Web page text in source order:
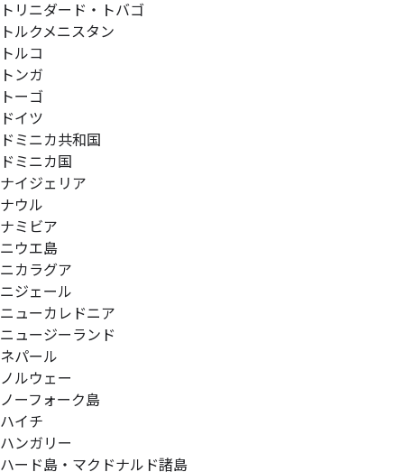
トリニダード・トバゴ
トルクメニスタン
トルコ
トンガ
トーゴ
ドイツ
ドミニカ共和国
ドミニカ国
ナイジェリア
ナウル
ナミビア
ニウエ島
ニカラグア
ニジェール
ニューカレドニア
ニュージーランド
ネパール
ノルウェー
ノーフォーク島
ハイチ
ハンガリー
ハード島・マクドナルド諸島